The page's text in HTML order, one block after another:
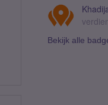
Bekijk alle